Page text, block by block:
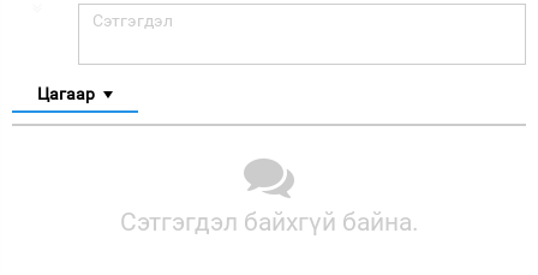
Цагаар
Сэтгэгдэл байхгүй байна.